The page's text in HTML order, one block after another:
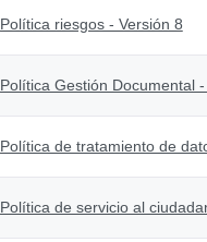
Política riesgos - Versión 8
Política Gestión Documental
Política de tratamiento de
Política de servicio al